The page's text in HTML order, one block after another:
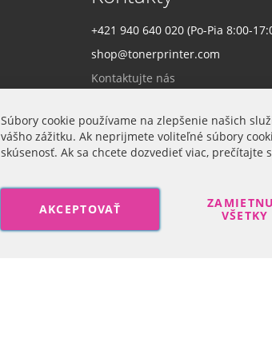
+421 940 640 020 (Po-Pia 8:00-
shop@tonerprinter.com
Kontaktujte nás
Firma
Súbory cookie používame na zlepšenie našich
vášho zážitku. Ak neprijmete voliteľné súbory
skúsenosť. Ak sa chcete dozvedieť viac, prečítajte
AKCEPTOVAŤ
VŠETKY